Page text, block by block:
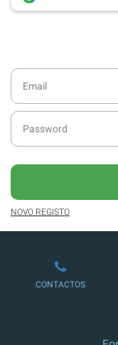
desde
Acesso
SÁBADO.
diário
no site.
NOVO REGISTO
CONTACTOS